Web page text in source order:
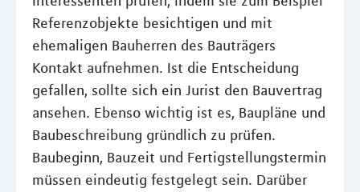
Referenzobjekte besichtigen und mit
ehemaligen Bauherren des Bauträgers
Kontakt aufnehmen. Ist die Entscheidung
gefallen, sollte sich ein Jurist den Bauvertrag
ansehen. Ebenso wichtig ist es, Baupläne und
Baubeschreibung gründlich zu prüfen.
Baubeginn, Bauzeit und Fertigstellungstermin
müssen eindeutig festgelegt sein. Darüber